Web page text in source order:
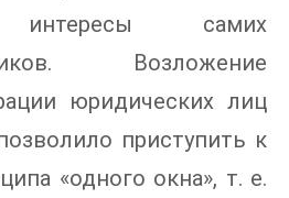
интересы самих
Возложение
юридических лиц
приступить к
«одного окна», т. е.